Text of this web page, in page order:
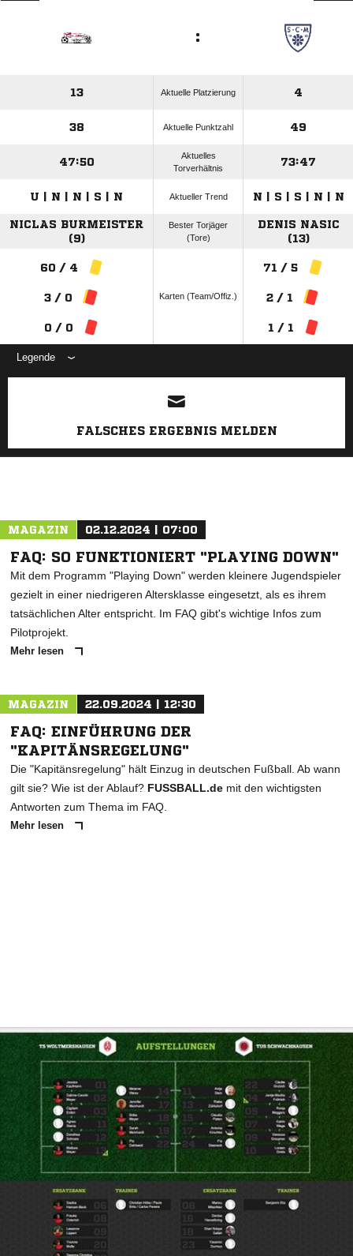
:
13 Aktuelle Platzierung 4
38 Aktuelle Punktzahl 49
47:50
Aktuelles
Torverhältnis
73:47
U | N | N | S | N Aktueller Trend N | S | S | N | N
NICLAS BURMEISTER
(9)
Bester Torjäger
(Tore)
DENIS NASIC
(13)
60 / 4
3 / 0
0 / 0
Karten (Team/Offiz.)
71 / 5
2 / 1
1 / 1
Legende
ANZEIGE
FALSCHES ERGEBNIS MELDEN
MAGAZIN 02.12.2024 | 07:00
FAQ: SO FUNKTIONIERT "PLAYING DOWN"
Mit dem Programm "Playing Down" werden kleinere Jugendspieler
gezielt in einer niedrigeren Altersklasse eingesetzt, als es ihrem
tatsächlichen Alter entspricht. Im FAQ gibt's wichtige Infos zum
Pilotprojekt.
Mehr lesen
MAGAZIN 22.09.2024 | 12:30
FAQ: EINFÜHRUNG DER
"KAPITÄNSREGELUNG"
Die "Kapitänsregelung" hält Einzug in deutschen Fußball. Ab wann
gilt sie? Wie ist der Ablauf? FUSSBALL.de mit den wichtigsten
Antworten zum Thema im FAQ.
Mehr lesen